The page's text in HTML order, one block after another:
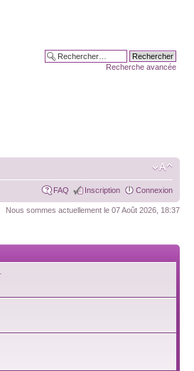
Recherche avancée
FAQ Inscription Connexion
Nous sommes actuellement le 07 Août 2026, 18:37